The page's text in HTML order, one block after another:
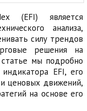
(EFI) является
анализа,
силу трендов
решения на
мы подробно
EFI, его
ценовых движений,
на основе его